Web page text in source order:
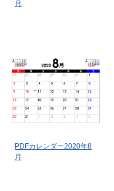
月
PDFカレンダー2020年8
月